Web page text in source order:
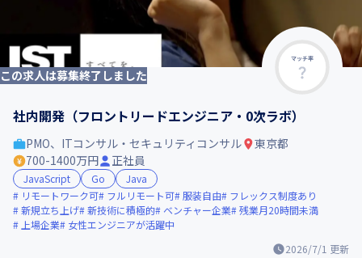
マッチ率
この求人は募集終了しました
社内開発（フロントリードエンジニア・0次ラボ）
2026/7/1 更新
PMO、ITコンサル・セキュリティコンサル
東京都
700-1400万円
正社員
JavaScript Go
Java
リモートワーク可
フルリモート可 服装自由
フレックス制度あり
新規立ち上げ 新技術に積極的 ベンチャー企業 残業月20時間未満
上場企業
女性エンジニアが活躍中